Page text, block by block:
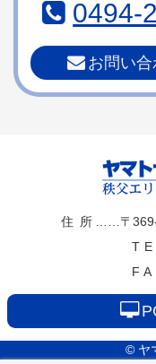
へ
0494-
お問い
ヤ
住所……〒
© ヤ